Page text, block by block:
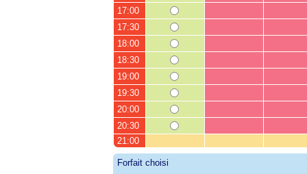
17:00
17:30
18:00
18:30
19:00
19:30
20:00
20:30
21:00
Forfait choisi